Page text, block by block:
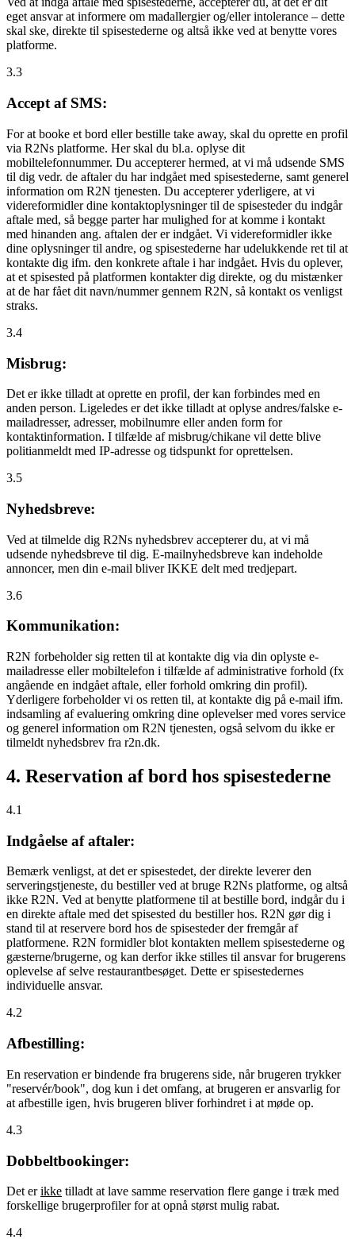
eget ansvar at informere om madallergier og/eller intolerance – dette
skal ske, direkte til spisestederne og altså ikke ved at benytte vores
platforme.
3.3
Accept af SMS:
For at booke et bord eller bestille take away, skal du oprette en profil
via R2Ns platforme. Her skal du bl.a. oplyse dit
mobiltelefonnummer. Du accepterer hermed, at vi må udsende SMS
til dig vedr. de aftaler du har indgået med spisestederne, samt generel
information om R2N tjenesten. Du accepterer yderligere, at vi
videreformidler dine kontaktoplysninger til de spisesteder du indgår
aftale med, så begge parter har mulighed for at komme i kontakt
med hinanden ang. aftalen der er indgået. Vi videreformidler ikke
dine oplysninger til andre, og spisestederne har udelukkende ret til at
kontakte dig ifm. den konkrete aftale i har indgået. Hvis du oplever,
at et spisested på platformen kontakter dig direkte, og du mistænker
at de har fået dit navn/nummer gennem R2N, så kontakt os venligst
straks.
3.4
Misbrug:
Det er ikke tilladt at oprette en profil, der kan forbindes med en
anden person. Ligeledes er det ikke tilladt at oplyse andres/falske e-
mailadresser, adresser, mobilnumre eller anden form for
kontaktinformation. I tilfælde af misbrug/chikane vil dette blive
politianmeldt med IP-adresse og tidspunkt for oprettelsen.
3.5
Nyhedsbreve:
Ved at tilmelde dig R2Ns nyhedsbrev accepterer du, at vi må
udsende nyhedsbreve til dig. E-mailnyhedsbreve kan indeholde
annoncer, men din e-mail bliver IKKE delt med tredjepart.
3.6
Kommunikation:
R2N forbeholder sig retten til at kontakte dig via din oplyste e-
mailadresse eller mobiltelefon i tilfælde af administrative forhold (fx
angående en indgået aftale, eller forhold omkring din profil).
Yderligere forbeholder vi os retten til, at kontakte dig på e-mail ifm.
indsamling af evaluering omkring dine oplevelser med vores service
og generel information om R2N tjenesten, også selvom du ikke er
tilmeldt nyhedsbrev fra r2n.dk.
4. Reservation af bord hos spisestederne
4.1
Indgåelse af aftaler:
Bemærk venligst, at det er spisestedet, der direkte leverer den
serveringstjeneste, du bestiller ved at bruge R2Ns platforme, og altså
ikke R2N. Ved at benytte platformene til at bestille bord, indgår du i
en direkte aftale med det spisested du bestiller hos. R2N gør dig i
stand til at reservere bord hos de spisesteder der fremgår af
platformene. R2N formidler blot kontakten mellem spisestederne og
gæsterne/brugerne, og kan derfor ikke stilles til ansvar for brugerens
oplevelse af selve restaurantbesøget. Dette er spisestedernes
individuelle ansvar.
4.2
Afbestilling:
En reservation er bindende fra brugerens side, når brugeren trykker
"reservér/book", dog kun i det omfang, at brugeren er ansvarlig for
at afbestille igen, hvis brugeren bliver forhindret i at møde op.
4.3
Dobbeltbookinger:
Det erikke tilladt at lave samme reservation flere gange i træk med
forskellige brugerprofiler for at opnå størst mulig rabat.
4.4